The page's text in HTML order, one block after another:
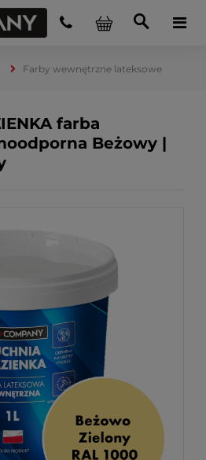
Farby wewnętrzne lateksowe
farba
Beżowy |